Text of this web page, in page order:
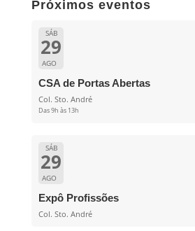
Próximos eventos
SÁB
29
AGO
CSA de Portas Abertas
Col. Sto. André
Das 9h às 13h
SÁB
29
AGO
Expô Profissões
Col. Sto. André